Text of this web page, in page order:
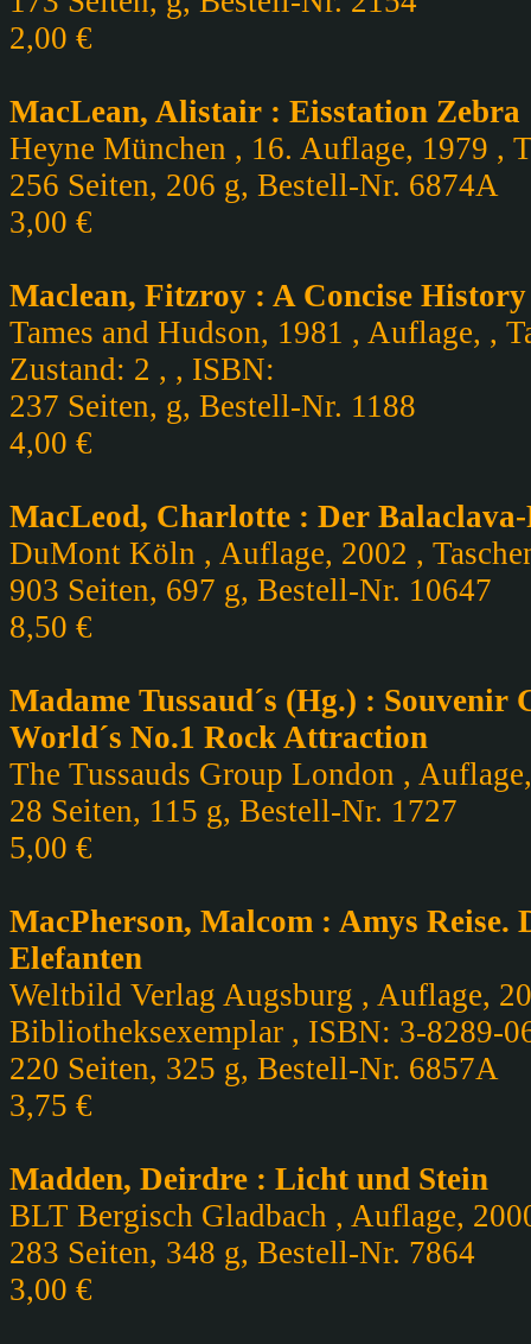
2,00 €
MacLean, Alistair : Eisstation Zebra
Heyne München , 16. Auflage, 1979 ,
256 Seiten, 206 g, Bestell-Nr. 6874A
3,00 €
Maclean, Fitzroy : A Concise
Tames and Hudson, 1981 , Auflage, ,
Zustand: 2 , , ISBN:
237 Seiten, g, Bestell-Nr. 1188
4,00 €
MacLeod, Charlotte : Der
DuMont Köln , Auflage, 2002 ,
903 Seiten, 697 g, Bestell-Nr. 10647
8,50 €
Madame Tussaud´s (Hg.) : Souvenir
World´s No.1 Rock Attraction
The Tussauds Group London ,
28 Seiten, 115 g, Bestell-Nr. 1727
5,00 €
MacPherson, Malcom : Amys Reise.
Elefanten
Weltbild Verlag Augsburg , Auflage,
Bibliotheksexemplar , ISBN: 3-8289-
220 Seiten, 325 g, Bestell-Nr. 6857A
3,75 €
Madden, Deirdre : Licht und Stein
BLT Bergisch Gladbach , Auflage,
283 Seiten, 348 g, Bestell-Nr. 7864
3,00 €